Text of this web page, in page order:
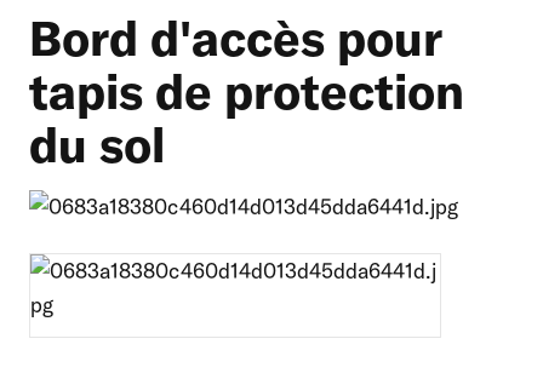
Cheval
Litèrie
Moutons + Chèvres
Informations
Bord d'accès pour
tapis de protection
du sol